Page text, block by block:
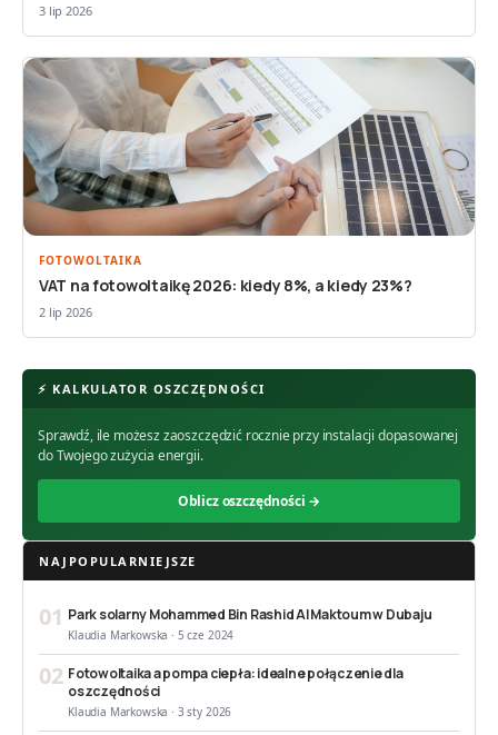
3 lip 2026
FOTOWOLTAIKA
VAT na fotowoltaikę 2026: kiedy 8%, a kiedy 23%?
2 lip 2026
⚡ KALKULATOR OSZCZĘDNOŚCI
Sprawdź, ile możesz zaoszczędzić rocznie przy instalacji dopasowanej
do Twojego zużycia energii.
Oblicz oszczędności →
NAJPOPULARNIEJSZE
01 Park solarny Mohammed Bin Rashid Al Maktoum w Dubaju
Klaudia Markowska · 5 cze 2024
02 Fotowoltaika a pompa ciepła: idealne połączenie dla
oszczędności
Klaudia Markowska · 3 sty 2026